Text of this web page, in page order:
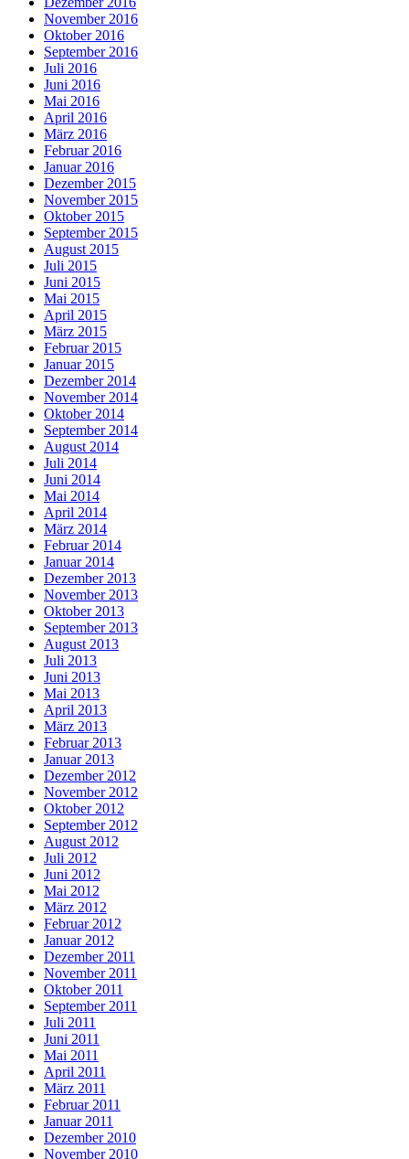
November 2016
Oktober 2016
September 2016
Juli 2016
Juni 2016
Mai 2016
April 2016
März 2016
Februar 2016
Januar 2016
Dezember 2015
November 2015
Oktober 2015
September 2015
August 2015
Juli 2015
Juni 2015
Mai 2015
April 2015
März 2015
Februar 2015
Januar 2015
Dezember 2014
November 2014
Oktober 2014
September 2014
August 2014
Juli 2014
Juni 2014
Mai 2014
April 2014
März 2014
Februar 2014
Januar 2014
Dezember 2013
November 2013
Oktober 2013
September 2013
August 2013
Juli 2013
Juni 2013
Mai 2013
April 2013
März 2013
Februar 2013
Januar 2013
Dezember 2012
November 2012
Oktober 2012
September 2012
August 2012
Juli 2012
Juni 2012
Mai 2012
März 2012
Februar 2012
Januar 2012
Dezember 2011
November 2011
Oktober 2011
September 2011
Juli 2011
Juni 2011
Mai 2011
April 2011
März 2011
Februar 2011
Januar 2011
Dezember 2010
November 2010